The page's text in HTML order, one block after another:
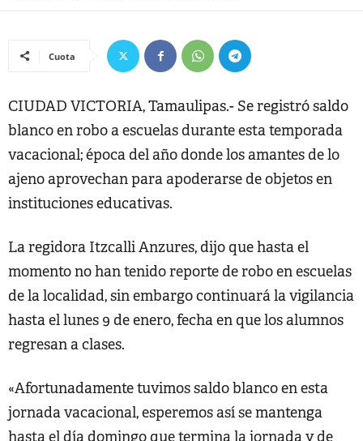
Cuota
CIUDAD VICTORIA, Tamaulipas.- Se registró saldo
blanco en robo a escuelas durante esta temporada
vacacional; época del año donde los amantes de lo
ajeno aprovechan para apoderarse de objetos en
instituciones educativas.
La regidora Itzcalli Anzures, dijo que hasta el
momento no han tenido reporte de robo en escuelas
de la localidad, sin embargo continuará la vigilancia
hasta el lunes 9 de enero, fecha en que los alumnos
regresan a clases.
«Afortunadamente tuvimos saldo blanco en esta
jornada vacacional, esperemos así se mantenga
hasta el día domingo que termina la jornada y de